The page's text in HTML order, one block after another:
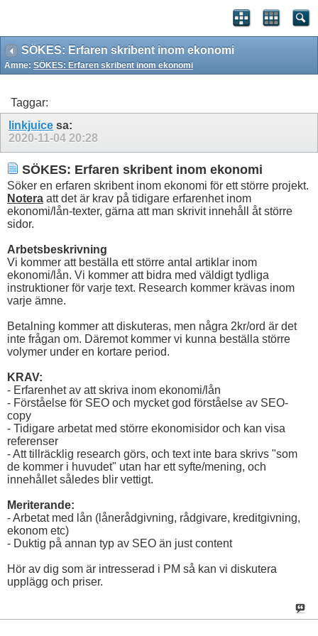
SÖKES: Erfaren skribent inom ekonomi
Ämne: SÖKES: Erfaren skribent inom ekonomi
Taggar:
linkjuice sa:
2020-11-04 20:28
SÖKES: Erfaren skribent inom ekonomi
Söker en erfaren skribent inom ekonomi för ett större projekt.
Notera att det är krav på tidigare erfarenhet inom
ekonomi/lån-texter, gärna att man skrivit innehåll åt större
sidor.
Arbetsbeskrivning
Vi kommer att beställa ett större antal artiklar inom
ekonomi/lån. Vi kommer att bidra med väldigt tydliga
instruktioner för varje text. Research kommer krävas inom
varje ämne.
Betalning kommer att diskuteras, men några 2kr/ord är det
inte frågan om. Däremot kommer vi kunna beställa större
volymer under en kortare period.
KRAV:
- Erfarenhet av att skriva inom ekonomi/lån
- Förståelse för SEO och mycket god förståelse av SEO-
copy
- Tidigare arbetat med större ekonomisidor och kan visa
referenser
- Att tillräcklig research görs, och text inte bara skrivs "som
de kommer i huvudet" utan har ett syfte/mening, och
innehållet således blir vettigt.
Meriterande:
- Arbetat med lån (lånerådgivning, rådgivare, kreditgivning,
ekonom etc)
- Duktig på annan typ av SEO än just content
Hör av dig som är intresserad i PM så kan vi diskutera
upplägg och priser.